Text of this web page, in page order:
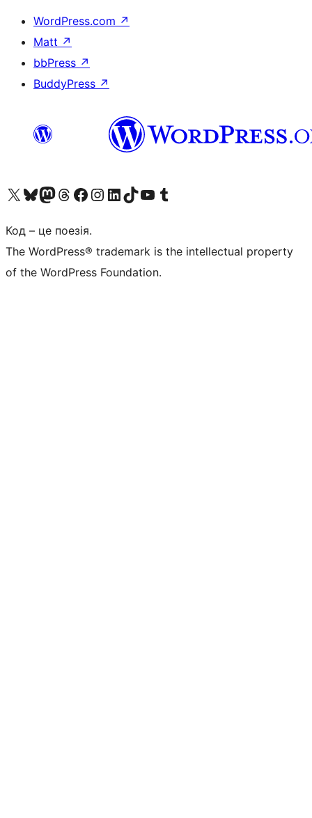
WordPress.com ↗
Matt ↗
bbPress ↗
BuddyPress ↗
Visit our X (formerly Twitter) account
Visit our Bluesky account
Завітайте до нашої стрічки в Mastodon
Visit our Threads account
Завітайте на нашу сторінку в Facebook
Visit our Instagram account
Visit our LinkedIn account
Visit our TikTok account
Visit our YouTube channel
Visit our Tumblr account
Код – це поезія.
The WordPress® trademark is the intellectual property
of the WordPress Foundation.